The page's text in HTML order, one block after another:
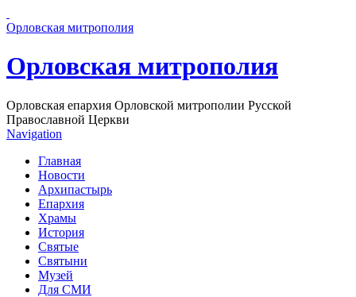
Орловская митрополия
Орловская митрополия
Орловская епархия Орловской митрополии Русской
Православной Церкви
Navigation
Главная
Новости
Архипастырь
Епархия
Храмы
История
Святые
Святыни
Музей
Для СМИ